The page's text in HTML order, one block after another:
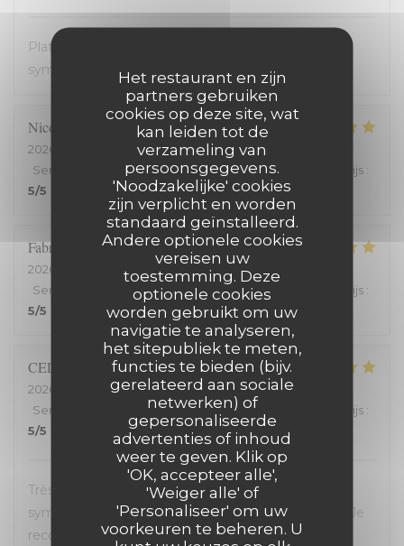
Het restaurant en zijn
partners gebruiken
cookies op deze site, wat
kan leiden tot de
verzameling van
persoonsgegevens.
'Noodzakelijke' cookies
zijn verplicht en worden
standaard geïnstalleerd.
Andere optionele cookies
vereisen uw
toestemming. Deze
optionele cookies
worden gebruikt om uw
navigatie te analyseren,
het sitepubliek te meten,
functies te bieden (bijv.
gerelateerd aan sociale
netwerken) of
gepersonaliseerde
advertenties of inhoud
weer te geven. Klik op
'OK, accepteer alle',
'Weiger alle' of
'Personaliseer' om uw
voorkeuren te beheren. U
Plats avec des produits frais. Très bon. Accueil très
sympathique. Service efficace. On en redemande !
Nicolas
2026-08-03
- 19:15 - Gasten 2
Service
Atmosfeer: 5/5 Keuken: 5/5 Kwaliteit / Prijs :
5/5
Fabrice
2026-07-25
- 20:00 - Gasten 2
Service
Atmosfeer:5/5 Keuken: 5/5 Kwaliteit / Prijs :
5/5
CELINE
2026-07-23
- 19:45 - Gasten 2
Service
Atmosfeer: 5/5 Keuken: Kwaliteit / Prijs :
5/5
Très bon restaurant, service extrêmement
sympathique, coup de coeur pour le welsh revisité. Je
recommande !